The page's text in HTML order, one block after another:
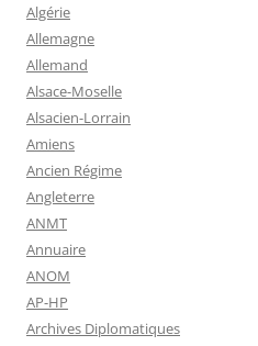
Algérie
Allemagne
Allemand
Alsace-Moselle
Alsacien-Lorrain
Amiens
Ancien Régime
Angleterre
ANMT
Annuaire
ANOM
AP-HP
Archives Diplomatiques